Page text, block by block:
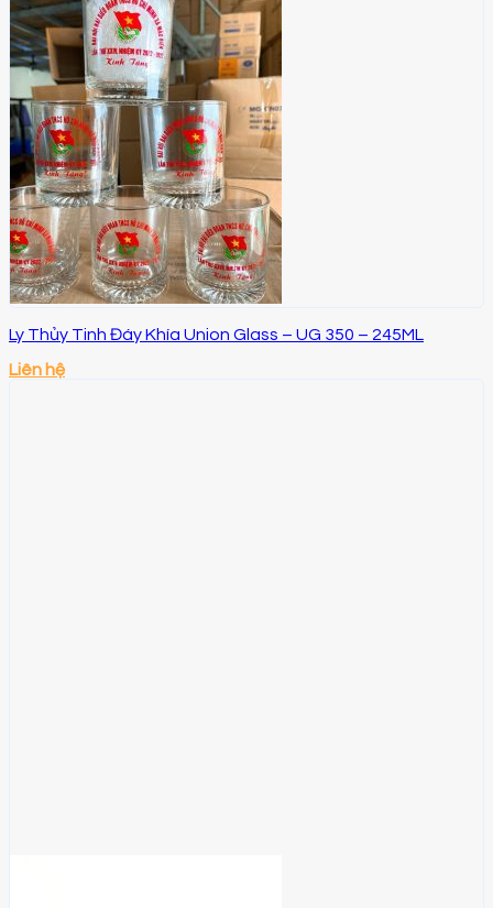
Ly Thủy Tinh Đáy Khía Union Glass – UG 350 – 245ML
Liên hệ